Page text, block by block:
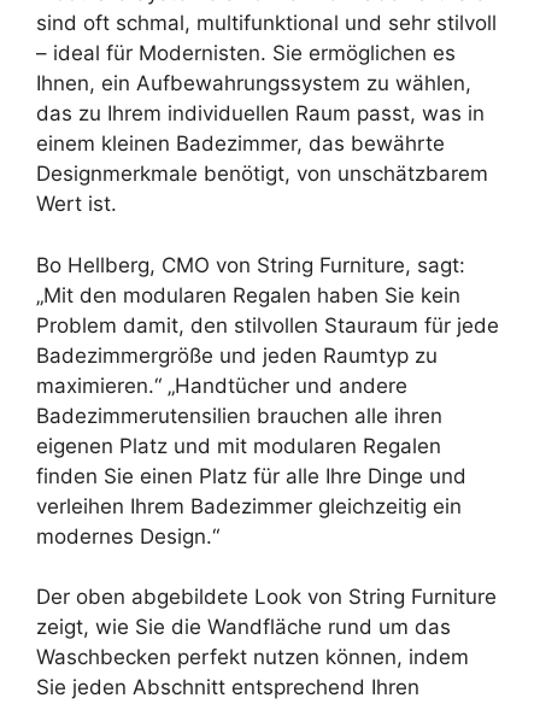
sind oft schmal, multifunktional und sehr stilvoll
– ideal für Modernisten. Sie ermöglichen es
Ihnen, ein Aufbewahrungssystem zu wählen,
das zu Ihrem individuellen Raum passt, was in
einem kleinen Badezimmer, das bewährte
Designmerkmale benötigt, von unschätzbarem
Wert ist.
Bo Hellberg, CMO von String Furniture, sagt:
„Mit den modularen Regalen haben Sie kein
Problem damit, den stilvollen Stauraum für jede
Badezimmergröße und jeden Raumtyp zu
maximieren.“ „Handtücher und andere
Badezimmerutensilien brauchen alle ihren
eigenen Platz und mit modularen Regalen
finden Sie einen Platz für alle Ihre Dinge und
verleihen Ihrem Badezimmer gleichzeitig ein
modernes Design.“
Der oben abgebildete Look von String Furniture
zeigt, wie Sie die Wandfläche rund um das
Waschbecken perfekt nutzen können, indem
Sie jeden Abschnitt entsprechend Ihren